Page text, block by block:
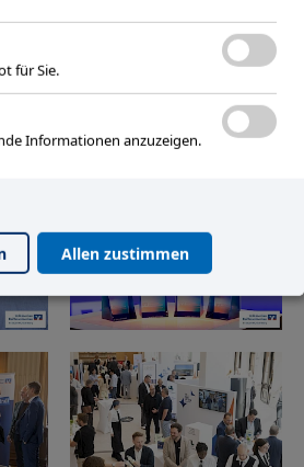
für Sie.
Informationen anzuzeigen.
Allen zustimmen